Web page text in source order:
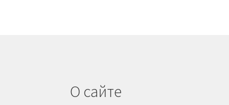
О сайте